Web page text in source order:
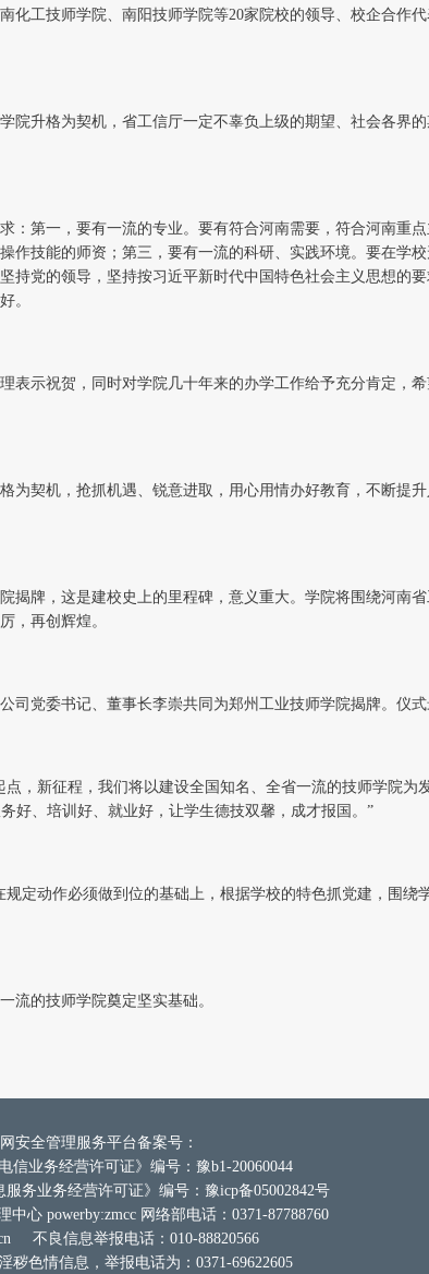
工技师学院、南阳技师学院等20家院校的领导、校企合作
升格为契机，省工信厅一定不辜负上级的期望、社会各界
第一，要有一流的专业。要有符合河南需要，符合河南重
技能的师资；第三，要有一流的科研、实践环境。要在学
党的领导，坚持按习近平新时代中国特色社会主义思想的
。
示祝贺，同时对学院几十年来的办学工作给予充分肯定，
契机，抢抓机遇、锐意进取，用心用情办好教育，不断提
牌，这是建校史上的里程碑，意义重大。学院将围绕河南
，再创辉煌。
党委书记、董事长李崇共同为郑州工业技师学院揭牌。仪式
，新征程，我们将以建设全国知名、全省一流的技师学院为
好、培训好、就业好，让学生德技双馨，成才报国。”
定动作必须做到位的基础上，根据学校的特色抓党建，围
流的技师学院奠定坚实基础。
安全管理服务平台备案号：
信业务经营许可证》编号：豫b1-20060044
服务业务经营许可证》编号：豫icp备05002842号
中心 powerby:zmcc 网络部电话：0371-87788760
不良信息举报电话：010-88820566
秽色情信息，举报电话为：0371-69622605